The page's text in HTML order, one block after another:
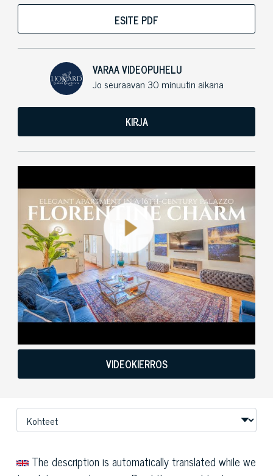
ESITE PDF
VARAA VIDEOPUHELU
Jo seuraavan 30 minuutin aikana
KIRJA
VIDEOKIERROS
The description is automatically translated while we